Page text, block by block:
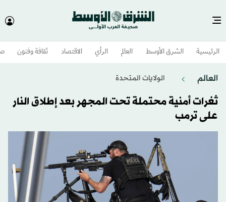
الرئيسية الشرق الأوسط​ العالم الرأي الاقتصاد ثقافة وفنون
العالم الولايات المتحدة​
ثغرات أمنية محتملة تحت المجهر بعد إطلاق النار
على ترمب